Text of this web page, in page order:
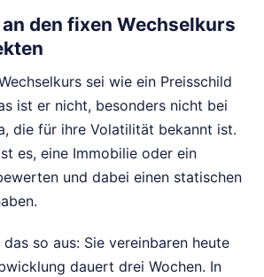
den fixen Wechselkurs
sei wie ein Preisschild
ist er nicht, besonders nicht bei
die für ihre Volatilität bekannt ist.
es, eine Immobilie oder ein
und dabei einen statischen
so aus: Sie vereinbaren heute
dauert drei Wochen. In